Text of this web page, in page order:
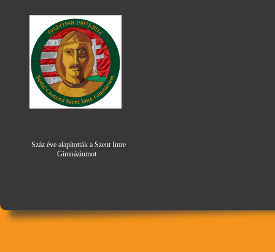
Száz éve alapították a Szent Imre
Gimnáziumot